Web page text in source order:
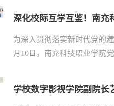
深化校际互学互鉴！南充
为深入贯彻落实新时代党的
月10日，南充科技职业学院
学校数字影视学院副院长